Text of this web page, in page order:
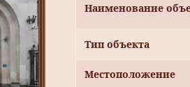
Наименование
Тип объекта
Местоположение